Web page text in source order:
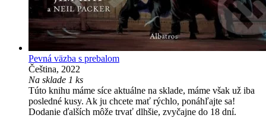
Pevná väzba s prebalom
Čeština, 2022
Na sklade 1 ks
Túto knihu máme síce aktuálne na sklade, máme však už iba
posledné kusy. Ak ju chcete mať rýchlo, ponáhľajte sa!
Dodanie ďalších môže trvať dlhšie, zvyčajne do 18 dní.